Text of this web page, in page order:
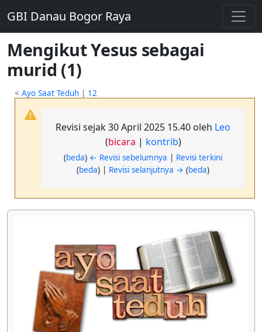
GBI Danau Bogor Raya
Mengikut Yesus sebagai
murid (1)
<Ayo Saat Teduh | 12
Revisi sejak 30 April 2025 15.40 oleh Leo
(bicara | kontrib)
(beda) ← Revisi sebelumnya | Revisi terkini
(beda) | Revisi selanjutnya → (beda)